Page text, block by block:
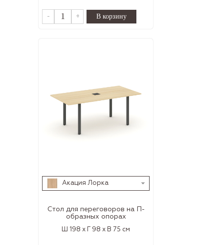
- +
Акация Лорка
Стол для переговоров на П-
образных опорах
Ш 198 x Г 98 x В 75 см